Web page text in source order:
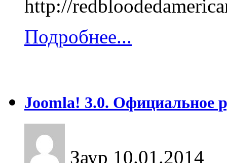
http://
Подробнее...
Joomla! 3.0. Официальное
Заур 10.01.2014